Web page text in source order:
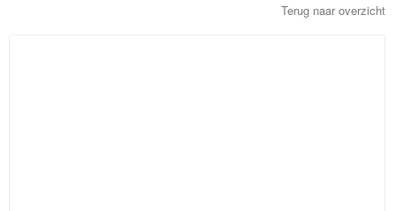
Terug naar overzicht